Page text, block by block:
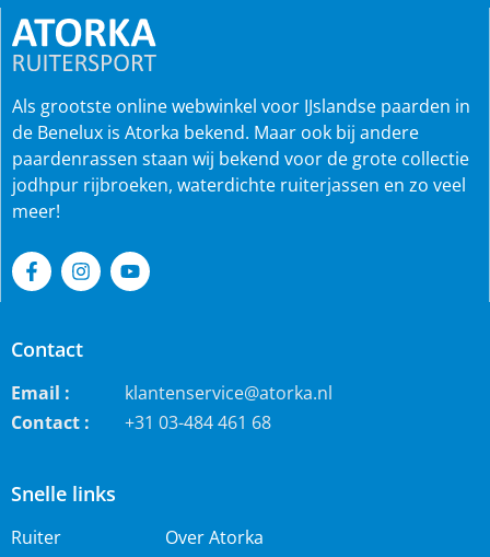
Snelle links
Ruiter
Over Atorka
Als grootste online webwinkel voor IJslandse paarden in
de Benelux is Atorka bekend. Maar ook bij andere
paardenrassen staan wij bekend voor de grote collectie
jodhpur rijbroeken, waterdichte ruiterjassen en zo veel
meer!
Contact
Email :
klantenservice@atorka.nl
Contact :
+31 03-484 461 68